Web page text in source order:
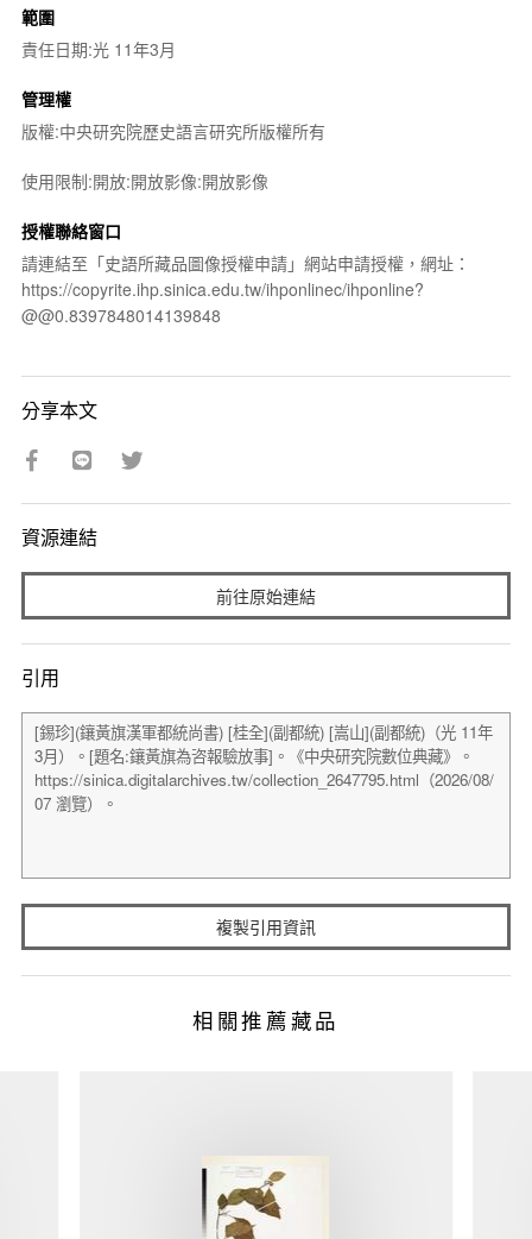
範圍
責任日期:光 11年3月
管理權
版權:中央研究院歷史語言研究所版權所有
使用限制:開放:開放影像:開放影像
授權聯絡窗口
請連結至「史語所藏品圖像授權申請」網站申請授權，網址：
https://copyrite.ihp.sinica.edu.tw/ihponlinec/ihponline?
@@0.8397848014139848
分享本文
資源連結
前往原始連結
引用
複製引用資訊
相關推薦藏品